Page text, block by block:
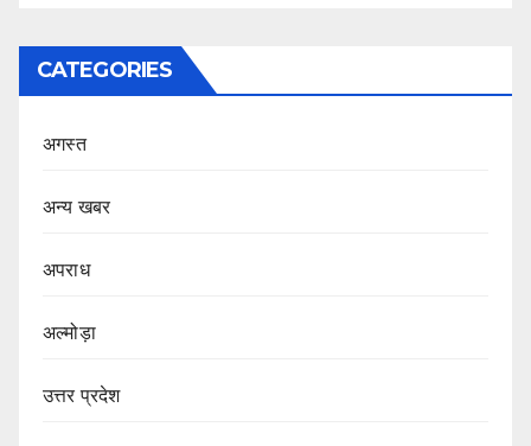
CATEGORIES
अगस्त
अन्य खबर
अपराध
अल्मोड़ा
उत्तर प्रदेश